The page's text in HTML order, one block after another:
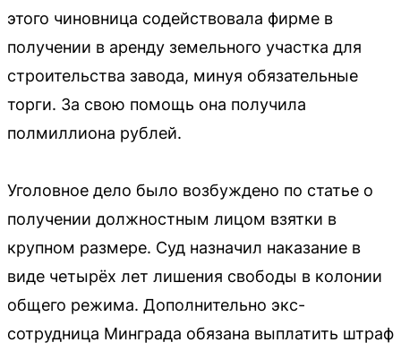
этого чиновница содействовала фирме в
получении в аренду земельного участка для
строительства завода, минуя обязательные
торги. За свою помощь она получила
полмиллиона рублей.
Уголовное дело было возбуждено по статье о
получении должностным лицом взятки в
крупном размере. Суд назначил наказание в
виде четырёх лет лишения свободы в колонии
общего режима. Дополнительно экс-
сотрудница Минграда обязана выплатить штраф